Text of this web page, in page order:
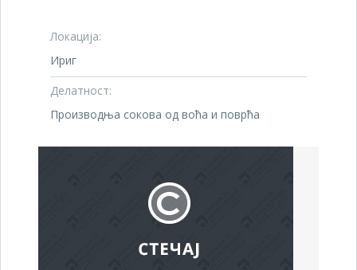
Локација:
Ириг
Делатност:
Производња сокова од воћа и поврћа